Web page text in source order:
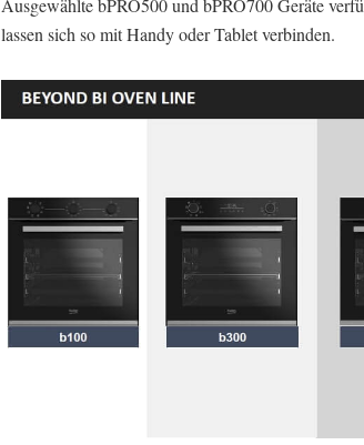
Ausgewählte bPRO500 und bPRO700 Geräte
lassen sich so mit Handy oder Tablet verbinden.